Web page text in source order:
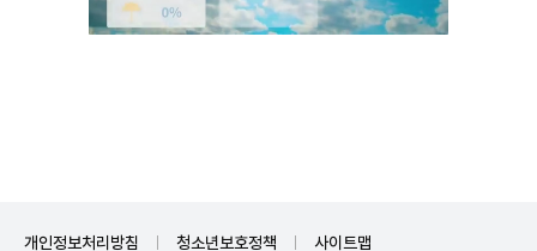
개인정보처리방침 청소년보호정책 사이트맵